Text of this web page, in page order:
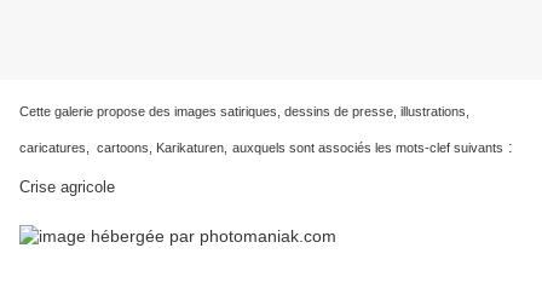
Cette galerie propose des images satiriques, dessins de presse, illustrations,
caricatures, cartoons, Karikaturen, auxquels sont associés les mots-clef suivants :
Crise agricole